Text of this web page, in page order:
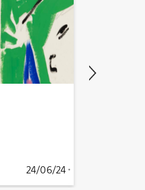
24/06/24